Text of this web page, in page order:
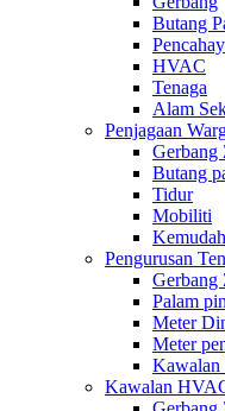
Butang
HVAC
Tenaga
Alam
Penjagaan
Gerbang
Butang
Tidur
Mobiliti
Pengurusan
Gerbang
Palam
Meter
Meter
Kawalan
Kawalan